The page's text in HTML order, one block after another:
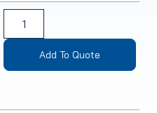
Add To Quote